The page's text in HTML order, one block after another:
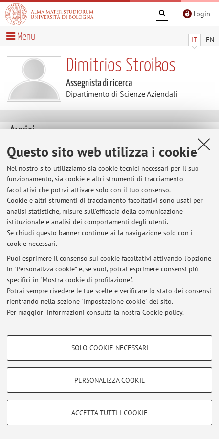
Questo sito web utilizza i cookie
Nel nostro sito utilizziamo sia cookie tecnici necessari per il suo
funzionamento, sia cookie e altri strumenti di tracciamento
facoltativi che potrai attivare solo con il tuo consenso.
Cookie e altri strumenti di tracciamento facoltativi sono usati per
analisi statistiche, misure sull'efficacia della comunicazione
istituzionale e analisi dei comportamenti degli utenti.
Se chiudi questo banner continuerai la navigazione solo con i
cookie necessari.
Puoi esprimere il consenso sui cookie facoltativi attivando l'opzione
in "Personalizza cookie" e, se vuoi, potrai esprimere consensi più
specifici in "Mostra cookie di profilazione".
Potrai sempre rivedere le tue scelte e verificare lo stato dei consensi
rientrando nella sezione "Impostazione cookie" del sito.
Per maggiori informazioni consulta la nostra Cookie policy.
COOKIE DI PROFILAZIONE - FACOLTATIVI
COOKIE TECNICI - NECESSARI
Si tratta di cookie tecnici utilizzati, a titolo esemplificativo, per il corretto
SOLO COOKIE NECESSARI
PERSONALIZZA COOKIE
ACCETTA TUTTI I COOKIE
Login
IT EN
Menu
Dimitrios Stroikos
Assegnista di ricerca
Dipartimento di Scienze Aziendali
Avvisi
Al momento non sono presenti avvisi.
Area riservata
© 2026 - ALMA MATER STUDIORUM - Università di Bologna - Via
Privacy|Note legali|Impostazioni Cookie